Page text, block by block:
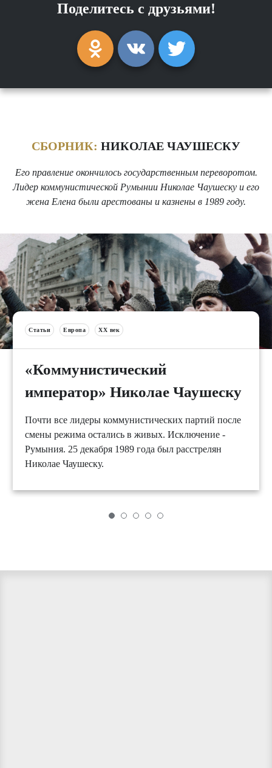
Поделитесь с друзьями!
СБОРНИК: НИКОЛАЕ ЧАУШЕСКУ
Его правление окончилось государственным переворотом.
Лидер коммунистической Румынии Николае Чаушеску и его
жена Елена были арестованы и казнены в 1989 году.
Статьи Европа XX век
«Коммунистический
император» Николае Чаушеску
Почти все лидеры коммунистических партий после
смены режима остались в живых. Исключение -
Румыния. 25 декабря 1989 года был расстрелян
Николае Чаушеску.